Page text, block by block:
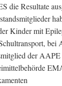
die Resultate
Kinder mit
bei
der AAPE